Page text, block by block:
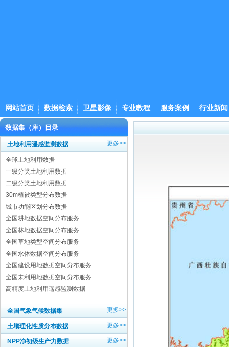
网站首页 数据检索 卫星影像 专业教程 服务案例 行业新闻
数据集（库）目录
土地利用遥感监测数据 更多>>
全球土地利用数据
一级分类土地利用数据
二级分类土地利用数据
30m植被类型分布数据
城市功能区划分布数据
全国耕地数据空间分布服务
全国林地数据空间分布服务
全国草地类型空间分布服务
全国水体数据空间分布服务
全国建设用地数据空间分布服务
全国未利用地数据空间分布服务
高精度土地利用遥感监测数据
全国气象气候数据集 更多>>
土壤理化性质分布数据 更多>>
NPP净初级生产力数据 更多>>